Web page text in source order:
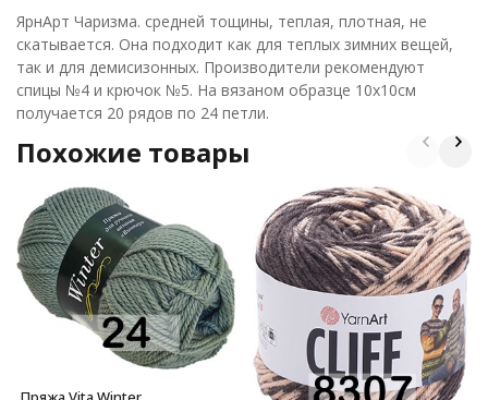
ЯрнАрт Чаризма. средней тощины, теплая, плотная, не
скатывается. Она подходит как для теплых зимних вещей,
так и для демисизонных. Производители рекомендуют
спицы №4 и крючок №5. На вязаном образце 10х10см
получается 20 рядов по 24 петли.
Похожие товары